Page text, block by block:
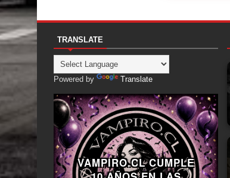
TRANSLATE
Powered by Translate
VAMPIRO.CL CUMPLE